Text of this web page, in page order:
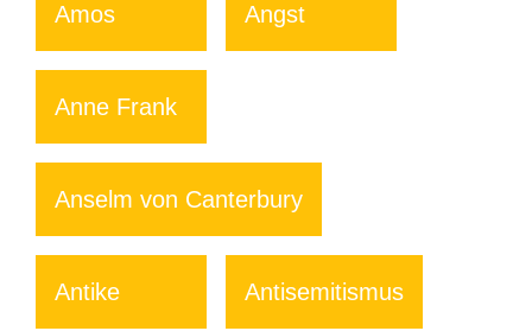
Amos Angst
Anne Frank
Anselm von Canterbury
Antike Antisemitismus